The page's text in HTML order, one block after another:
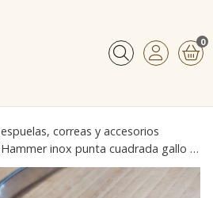
Buscar
0
espuelas, correas y accesorios
Espuela inglesa ZALDI Hammer inox punta cuadrada gallo 20mm